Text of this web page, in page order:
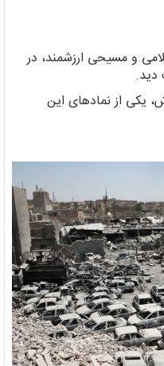
و مسیحی ارزشمند، در
یکی از نمادهای این